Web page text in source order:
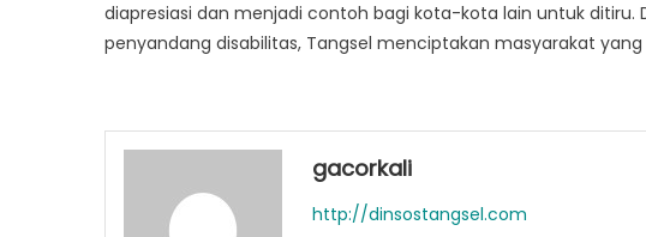
diapresiasi dan menjadi contoh bagi kota-kota lain untuk
penyandang disabilitas, Tangsel menciptakan masyarakat
gacorkali
http://dinsostangsel.com